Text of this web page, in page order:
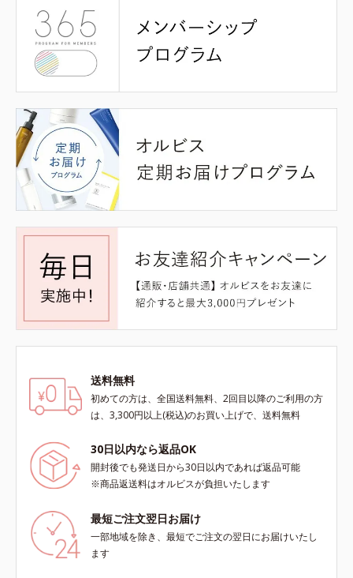
送料無料
初めての方は、全国送料無料、2回目以降のご利用の方
は、3,300円以上(税込)のお買い上げで、送料無料
30日以内なら返品OK
開封後でも発送日から30日以内であれば返品可能
※商品返送料はオルビスが負担いたします
最短ご注文翌日お届け
一部地域を除き、最短でご注文の翌日にお届けいたし
ます